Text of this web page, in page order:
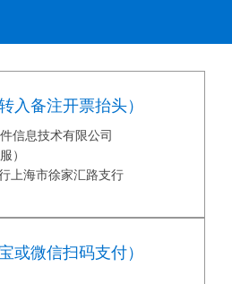
入备注开票抬头）
信息技术有限公司
）
上海市徐家汇路支行
或微信扫码支付）